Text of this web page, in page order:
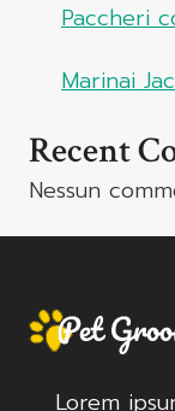
Paccheri
Marinai
Recent
Nessun
Lorem